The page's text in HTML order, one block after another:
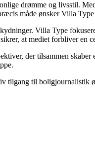
drømme og livsstil.
måde ønsker Villa
Villa Type
at mediet forbliver en
der tilsammen
tilgang til boligjournalistik